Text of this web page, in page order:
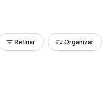
Refinar Organizar